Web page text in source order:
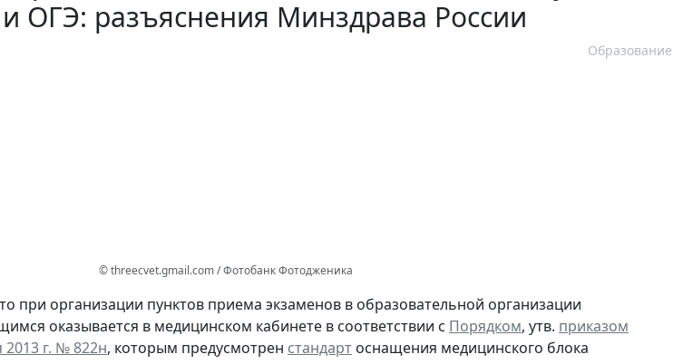
ОГЭ: разъяснения Минздрава России
Образование
© threecvet.gmail.com / Фотобанк Фотодженика
при организации пунктов приема экзаменов в образовательной организации
оказывается в медицинском кабинете в соответствии с Порядком, утв. приказом
г. № 822н, которым предусмотрен стандарт оснащения медицинского блока